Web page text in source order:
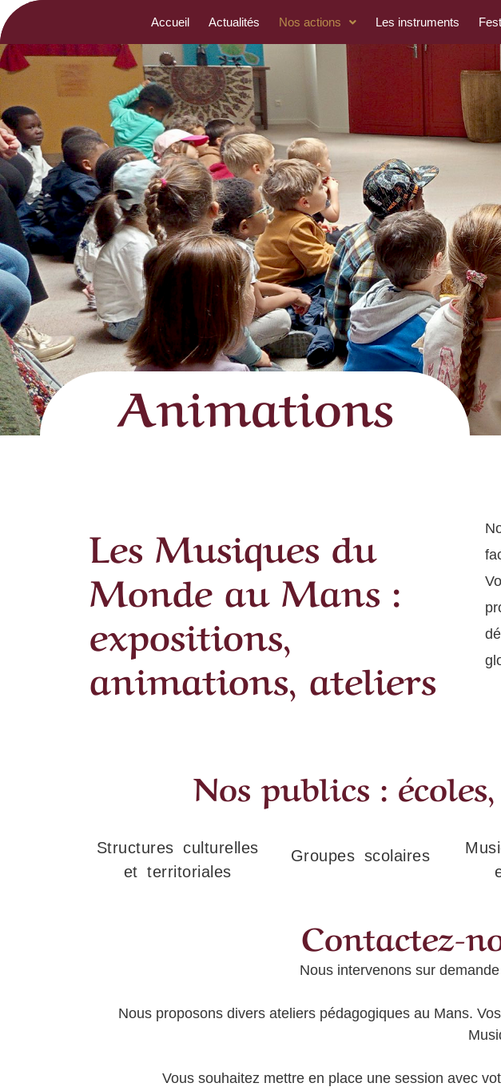
Accueil Actualités Nos actions Les instruments
Animations
Les Musiques du
Monde au Mans :
expositions,
animations, ateliers
Nos publics :
Structures culturelles
et territoriales
Groupes scolaires
Contactez-
Nous intervenons sur
Nous proposons divers ateliers pédagogiques au Mans.
Vous souhaitez mettre en place une session avec